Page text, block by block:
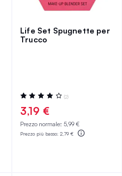
Life Set Spugnette per
Trucco
Valutazione:
80%
(2)
3,19 €
Prezzo normale: 5,99 €
Prezzo più basso: 2,79 €